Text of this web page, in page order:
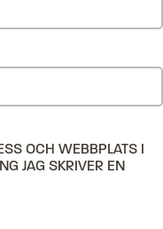
OCH WEBBPLATS I
JAG SKRIVER EN